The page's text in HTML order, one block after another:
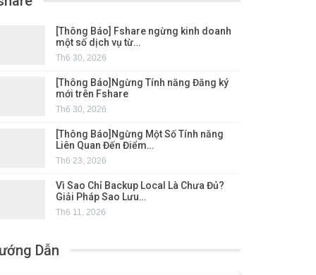
[Thông Báo] Fshare ngừng kinh doanh
một số dịch vụ từ…
Th6 30, 2026
[Thông Báo]Ngừng Tính năng Đăng ký
mới trên Fshare
Th6 30, 2026
[Thông Báo]Ngừng Một Số Tính năng
Liên Quan Đến Điểm…
Th6 23, 2026
Vì Sao Chỉ Backup Local Là Chưa Đủ?
Giải Pháp Sao Lưu…
Th6 11, 2026
Dẫn